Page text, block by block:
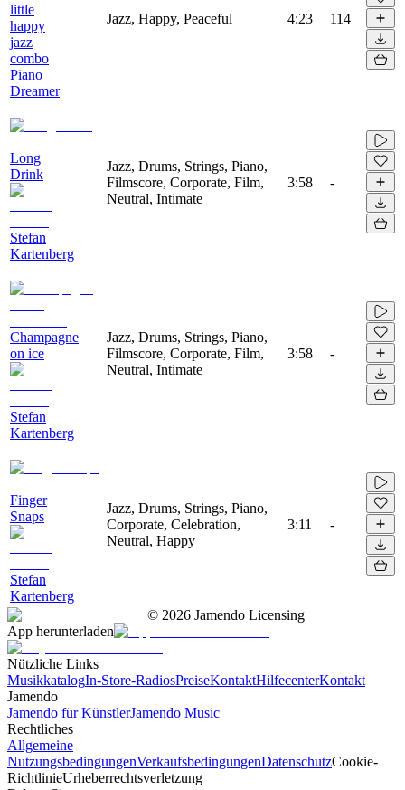
little
happy
jazz
combo
Piano
Dreamer
Jazz, Happy, Peaceful 4:23 114
Long
Drink
Stefan
Kartenberg
Jazz, Drums, Strings, Piano,
Filmscore, Corporate, Film,
Neutral, Intimate
3:58 -
Champagne
on ice
Stefan
Kartenberg
Jazz, Drums, Strings, Piano,
Filmscore, Corporate, Film,
Neutral, Intimate
3:58 -
Finger
Snaps
Stefan
Kartenberg
Jazz, Drums, Strings, Piano,
Corporate, Celebration,
Neutral, Happy
3:11 -
© 2026 Jamendo Licensing
App herunterladen
Nützliche Links
MusikkatalogIn-Store-RadiosPreiseKontaktHilfecenterKontakt
Jamendo
Jamendo für KünstlerJamendo Music
Rechtliches
Allgemeine
NutzungsbedingungenVerkaufsbedingungenDatenschutzCookie-
RichtlinieUrheberrechtsverletzung